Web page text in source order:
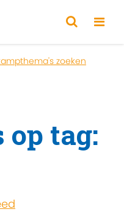
zoeken
op tag: